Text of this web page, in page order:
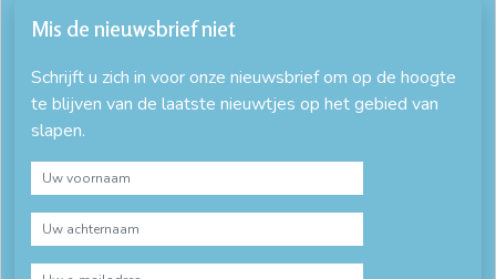
Mis de nieuwsbrief niet
Schrijft u zich in voor onze nieuwsbrief om op de hoogte
te blijven van de laatste nieuwtjes op het gebied van
slapen.